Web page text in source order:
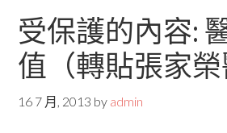
受保護的內容:
值（轉貼張家
16 7 月, 2013 by admin